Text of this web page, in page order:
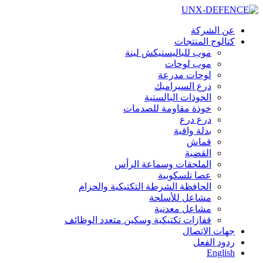
Skip
contentعن الشركة
كتالوج المنتجات
موب للباليستيكش لينة
موب لوحات
لوحات مدرعة
درع السيراميك
الخوذات البالستية
خوذة مقاومة للصدمات
درع درع
بدلة واقية
قماش
القضية
الملحقات وسماعة الرأس
عصا تلسكوبية
الحافظة الشرطة التكتيكية والحزام
مشاعل للأسلحة
مشاعل معدنية
قفازات تكتيكية وسكين متعدد الوظائف
جهات الاتصال
ردود الفعل
English